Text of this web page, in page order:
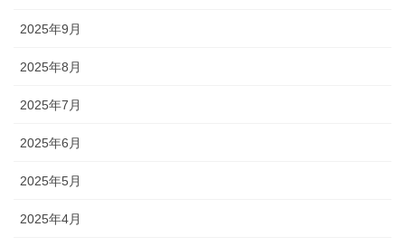
2025年9月
2025年8月
2025年7月
2025年6月
2025年5月
2025年4月